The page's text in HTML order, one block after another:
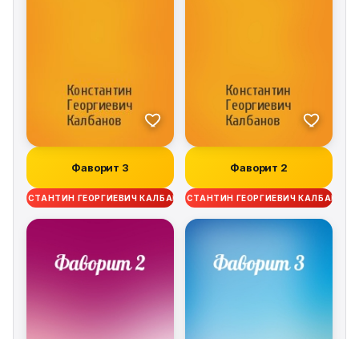
Фаворит 3
КОНСТАНТИН ГЕОРГИЕВИЧ КАЛБАНОВ
Фаворит 2
КОНСТАНТИН ГЕОРГИЕВИЧ КАЛБАНОВ